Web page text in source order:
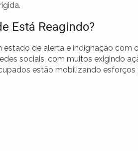
Está Reagindo?
de alerta e indignação
sociais, com muitos exigindo
estão mobilizando